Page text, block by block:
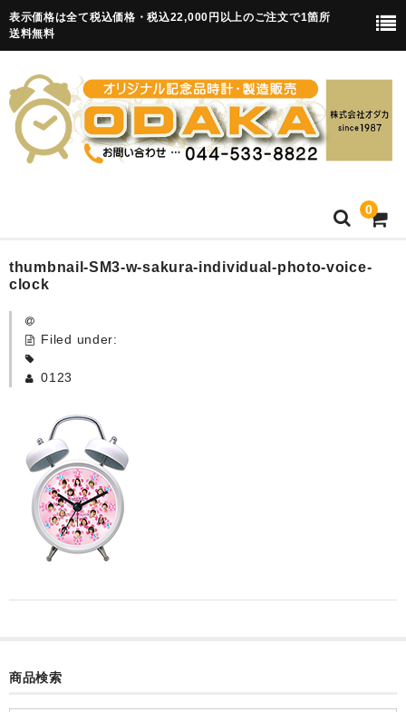
表示価格は全て税込価格・税込22,000円以上のご注文で1箇所
送料無料
0
HOME
目覚まし時計(集合)
知育目覚まし時計(集合・園舎)
カード付フォトフレームクロック(集合)
目覚まし時計(集合＋個別)
メロディ時計(集合)
音声時計(集合)
知育時計
thumbnail-SM3-w-sakura-individual-photo-voice-
clock
Filed under:
0123
商品検索